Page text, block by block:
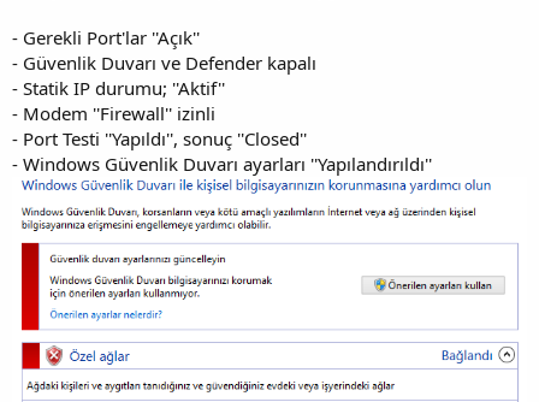
- Gerekli Port'lar ''Açık''
- Güvenlik Duvarı ve Defender kapalı
- Statik IP durumu; ''Aktif''
- Modem ''Firewall'' izinli
- Port Testi ''Yapıldı'', sonuç ''Closed''
- Windows Güvenlik Duvarı ayarları ''Yapılandırıldı''